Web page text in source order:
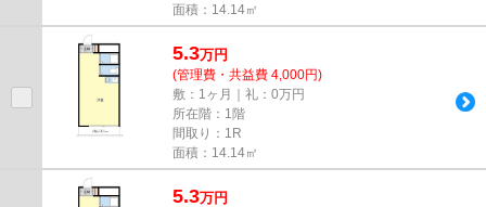
面積：14.14㎡
5.3万円
(管理費・共益費 4,000円)
敷：1ヶ月｜礼：0万円
所在階：1階
間取り：1R
面積：14.14㎡
5.3万円